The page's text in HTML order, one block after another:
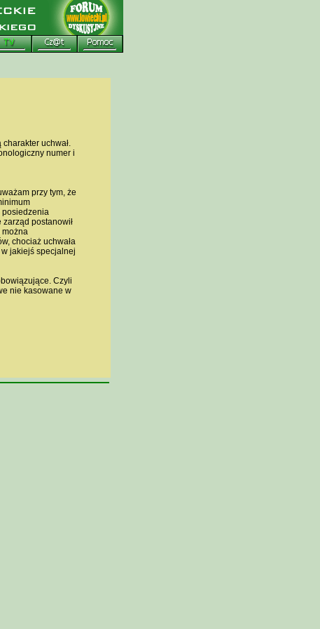
uchwał.
numer i
przy tym, że
posiedzenia
postanowił
można
chociaż uchwała
jakiejś specjalnej
Czyli
nie kasowane w